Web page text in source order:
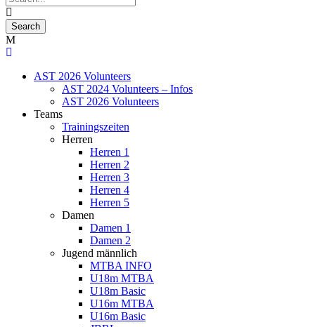
AST 2026 Volunteers
AST 2024 Volunteers – Infos
AST 2026 Volunteers
Teams
Trainingszeiten
Herren
Herren 1
Herren 2
Herren 3
Herren 4
Herren 5
Damen
Damen 1
Damen 2
Jugend männlich
MTBA INFO
U18m MTBA
U18m Basic
U16m MTBA
U16m Basic